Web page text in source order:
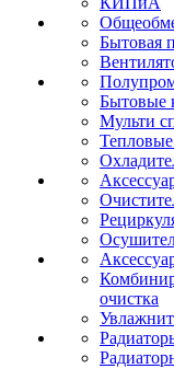
Бытовая
Бытовые
Мульти
очистка